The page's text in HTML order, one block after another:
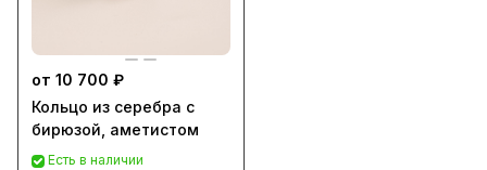
от 10 700 ₽
Кольцо из серебра с
бирюзой, аметистом
Есть в наличии